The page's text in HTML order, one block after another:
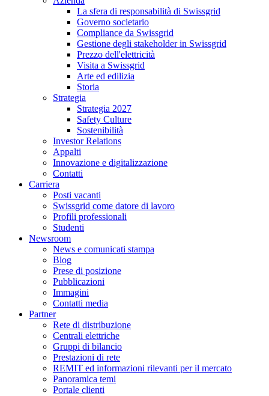
La sfera di responsabilità di Swissgrid
Governo societario
Compliance da Swissgrid
Gestione degli stakeholder in Swissgrid
Prezzo dell'elettricità
Visita a Swissgrid
Arte ed edilizia
Storia
Strategia
Strategia 2027
Safety Culture
Sostenibilità
Investor Relations
Appalti
Innovazione e digitalizzazione
Contatti
Carriera
Posti vacanti
Swissgrid come datore di lavoro
Profili professionali
Studenti
Newsroom
News e comunicati stampa
Blog
Prese di posizione
Pubblicazioni
Immagini
Contatti media
Partner
Rete di distribuzione
Centrali elettriche
Gruppi di bilancio
Prestazioni di rete
REMIT ed informazioni rilevanti per il mercato
Panoramica temi
Portale clienti